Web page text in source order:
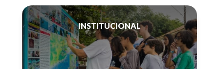
INSTITUCIONAL